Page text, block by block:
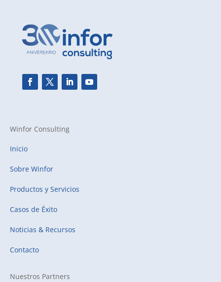
Winfor Consulting
Inicio
Sobre Winfor
Productos y Servicios
Casos de Éxito
Noticias & Recursos
Contacto
Nuestros Partners